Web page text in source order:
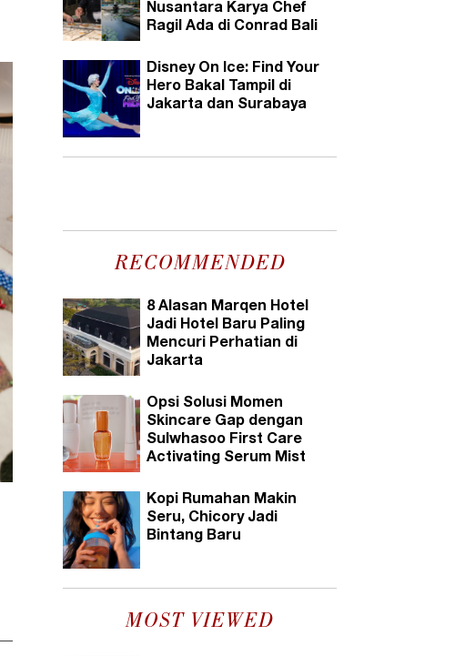
Nusantara Karya Chef
Ragil Ada di Conrad Bali
Disney On Ice: Find Your
Hero Bakal Tampil di
Jakarta dan Surabaya
RECOMMENDED
8 Alasan Marqen Hotel
Jadi Hotel Baru Paling
Mencuri Perhatian di
Jakarta
Opsi Solusi Momen
Skincare Gap dengan
Sulwhasoo First Care
Activating Serum Mist
Kopi Rumahan Makin
Seru, Chicory Jadi
Bintang Baru
MOST VIEWED